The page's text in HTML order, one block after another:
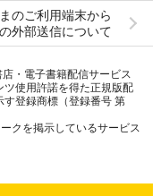
のご利用端末から
外部送信について
・電子書籍配信サービス
使用許諾を得た正規版配
登録商標（登録番号 第
クを掲示しているサービス